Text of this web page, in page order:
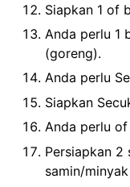
Siapkan 1 of
Anda perlu 1
(goreng).
Anda perlu
Siapkan
Anda perlu of
Persiapkan 2
samin/